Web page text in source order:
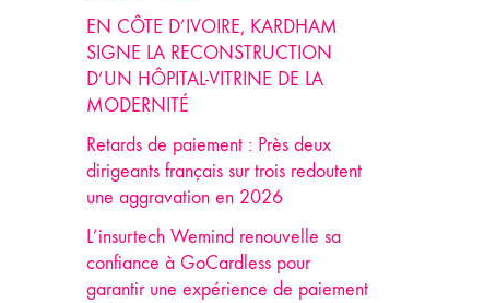
EN CÔTE D’IVOIRE, KARDHAM
SIGNE LA RECONSTRUCTION
D’UN HÔPITAL-VITRINE DE LA
MODERNITÉ
Retards de paiement : Près deux
dirigeants français sur trois redoutent
une aggravation en 2026
L’insurtech Wemind renouvelle sa
confiance à GoCardless pour
garantir une expérience de paiement